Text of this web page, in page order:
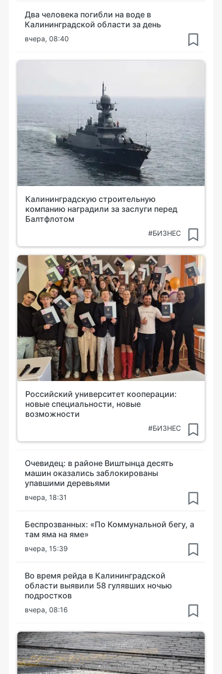
Два человека погибли на воде в
Калининградской области за день
вчера, 08:40
Калининградскую строительную
компанию наградили за заслуги перед
Балтфлотом
#БИЗНЕС
Российский университет кооперации:
новые специальности, новые
возможности
#БИЗНЕС
Очевидец: в районе Виштынца десять
машин оказались заблокированы
упавшими деревьями
вчера, 18:31
Беспрозванных: «По Коммунальной бегу, а
там яма на яме»
вчера, 15:39
Во время рейда в Калининградской
области выявили 58 гулявших ночью
подростков
вчера, 08:16